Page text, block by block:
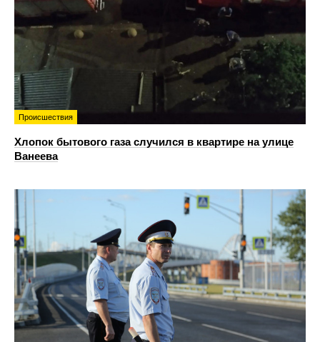
Происшествия
Хлопок бытового газа случился в квартире на улице
Ванеева